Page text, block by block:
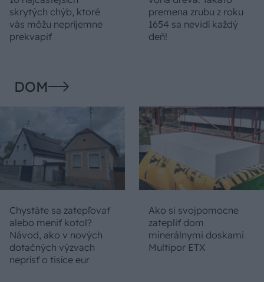
skrytých chýb, ktoré
vás môžu nepríjemne
prekvapiť
premena zrubu z roku
1654 sa nevidí každý
deň!
DOM
Chystáte sa zatepľovať
alebo meniť kotol?
Návod, ako v nových
dotačných výzvach
neprísť o tisíce eur
Ako si svojpomocne
zatepliť dom
minerálnymi doskami
Multipor ETX